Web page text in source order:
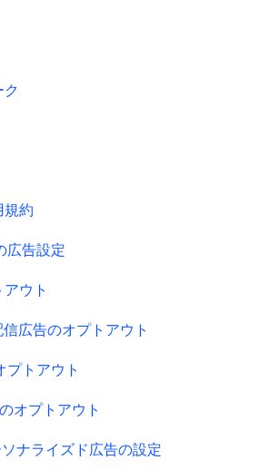
ク
規約
広告設定
ウト
広告のオプトアウト
プトアウト
オプトアウト
ナライズド広告の設定